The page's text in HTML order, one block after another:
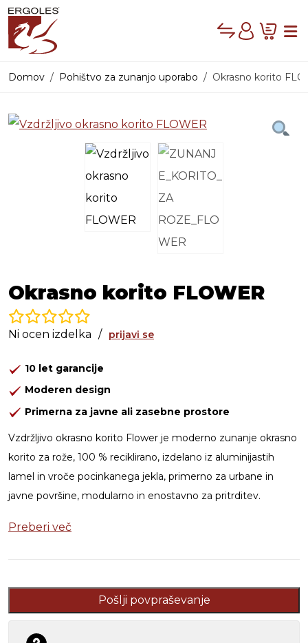
Compare
Cart
Domov Pohištvo za zunanjo uporabo Okrasno korito
Okrasno korito FLOWER
Ni ocen izdelka / prijavi se
10 let garancije
Moderen design
Primerna za javne ali zasebne prostore
Vzdržljivo okrasno korito Flower je moderno zunanje okrasno
korito za rože, 100 % reciklirano, izdelano iz aluminijastih
lamel in vroče pocinkanega jekla, primerno za urbane in
javne površine, modularno in enostavno za pritrditev.
Preberi več
Pošlji povpraševanje